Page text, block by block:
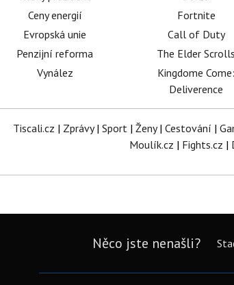
Ceny energií
Evropská unie
Penzijní reforma
Vynález
Fortnite
Call of Duty
The Elder Scrolls
Kingdome Come:
Deliverence
Tiscali.cz | Zprávy| Sport| Ženy| Cestování |
Moulík.cz | Fights.cz |
Něco jste nenašli?